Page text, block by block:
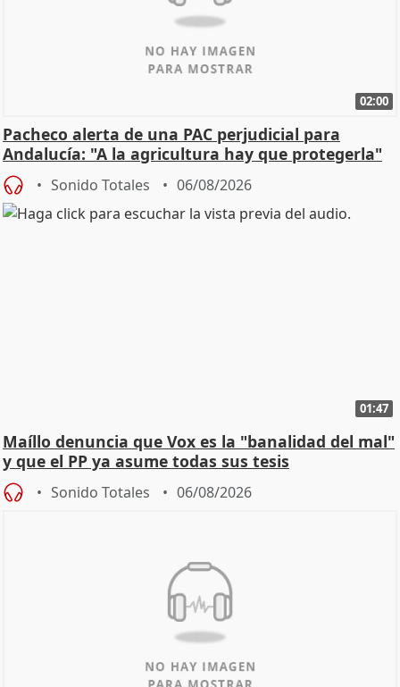
02:00
Pacheco alerta de una PAC perjudicial para
Andalucía: "A la agricultura hay que protegerla"
Sonido Totales 06/08/2026
01:47
Maíllo denuncia que Vox es la "banalidad del mal"
y que el PP ya asume todas sus tesis
Sonido Totales 06/08/2026